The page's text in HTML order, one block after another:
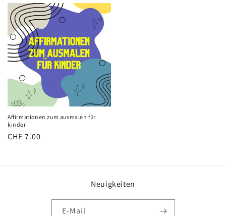
Affirmationen zum ausmalen für
kinder
Normaler
CHF 7.00
Neuigkeiten
E-Mail